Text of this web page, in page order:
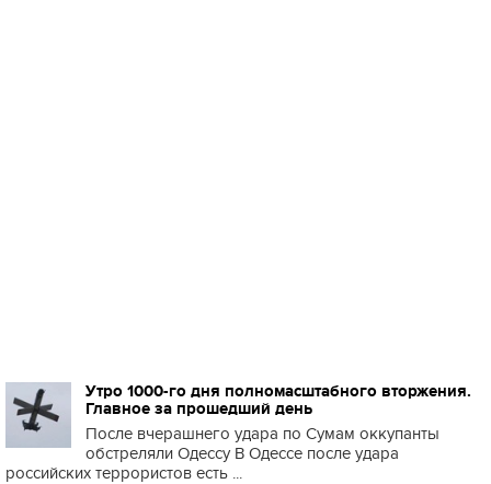
Утро 1000-го дня полномасштабного вторжения.
Главное за прошедший день
После вчерашнего удара по Сумам оккупанты
обстреляли Одессу В Одессе после удара
российских террористов есть ...